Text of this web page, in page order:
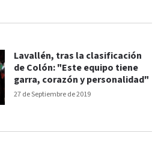
27 de Septiembre de 2019
Lavallén, tras la clasificación
de Colón: "Este equipo tiene
garra, corazón y personalidad"